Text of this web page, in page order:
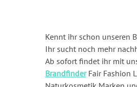
Kennt ihr schon unseren
Ihr sucht noch mehr
Ab sofort findet ihr mit
BrandfinderFair Fashion